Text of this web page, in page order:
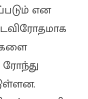
என